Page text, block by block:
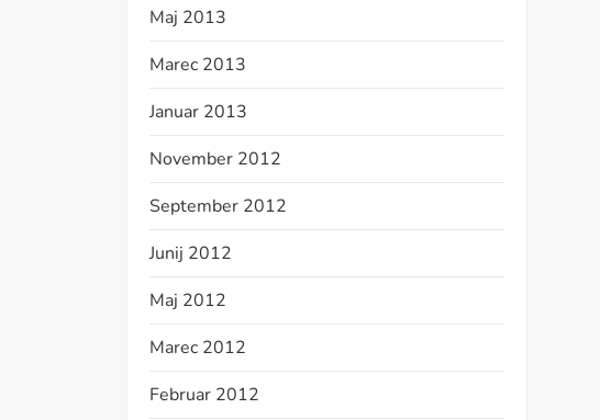
Maj 2013
Marec 2013
Januar 2013
November 2012
September 2012
Junij 2012
Maj 2012
Marec 2012
Februar 2012